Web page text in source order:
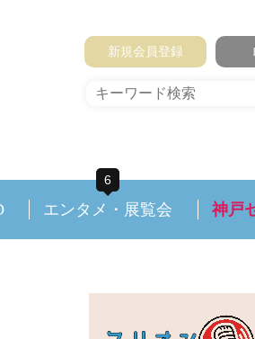
新規会員登録
6
エンタメ・展覧会 神戸